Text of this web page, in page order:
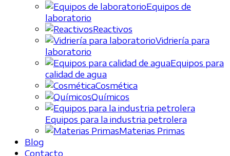
Equipos de
laboratorio
Reactivos
Vidriería para
laboratorio
Equipos para
calidad de agua
Cosmética
Químicos
Equipos para la industria petrolera
Materias Primas
Blog
Contacto